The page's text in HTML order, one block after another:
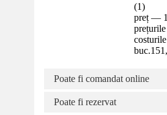
(1)
preț —
buc.
Poate fi comandat online
Poate fi rezervat